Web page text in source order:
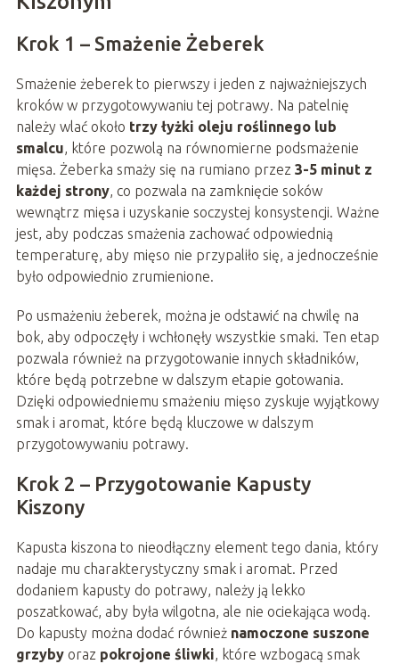
Krok 1 – Smażenie Żeberek
Smażenie żeberek to pierwszy i jeden z najważniejszych
kroków w przygotowywaniu tej potrawy. Na patelnię
należy wlać około trzy łyżki oleju roślinnego lub
smalcu, które pozwolą na równomierne podsmażenie
mięsa. Żeberka smaży się na rumiano przez 3-5 minut z
każdej strony, co pozwala na zamknięcie soków
wewnątrz mięsa i uzyskanie soczystej konsystencji. Ważne
jest, aby podczas smażenia zachować odpowiednią
temperaturę, aby mięso nie przypaliło się, a jednocześnie
było odpowiednio zrumienione.
Po usmażeniu żeberek, można je odstawić na chwilę na
bok, aby odpoczęły i wchłonęły wszystkie smaki. Ten etap
pozwala również na przygotowanie innych składników,
które będą potrzebne w dalszym etapie gotowania.
Dzięki odpowiedniemu smażeniu mięso zyskuje wyjątkowy
smak i aromat, które będą kluczowe w dalszym
przygotowywaniu potrawy.
Krok 2 – Przygotowanie Kapusty
Kiszony
Kapusta kiszona to nieodłączny element tego dania, który
nadaje mu charakterystyczny smak i aromat. Przed
dodaniem kapusty do potrawy, należy ją lekko
poszatkować, aby była wilgotna, ale nie ociekająca wodą.
Do kapusty można dodać również namoczone suszone
grzybyoraz pokrojone śliwki, które wzbogacą smak